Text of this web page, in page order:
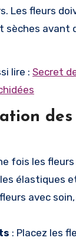
Les fleurs
sèches avant
lire : Secret
fois les
élastiques
avec
: Placez les